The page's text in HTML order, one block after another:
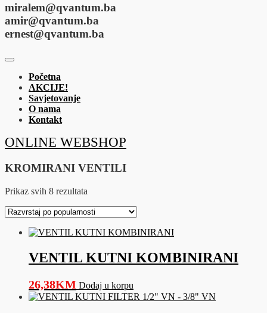
miralem@qvantum.ba
amir@qvantum.ba
ernest@qvantum.ba
Početna
AKCIJE!
Savjetovanje
O nama
Kontakt
ONLINE WEBSHOP
KROMIRANI VENTILI
Prikaz svih 8 rezultata
popularity
VENTIL KUTNI KOMBINIRANI
26,38KM Dodaj u korpu